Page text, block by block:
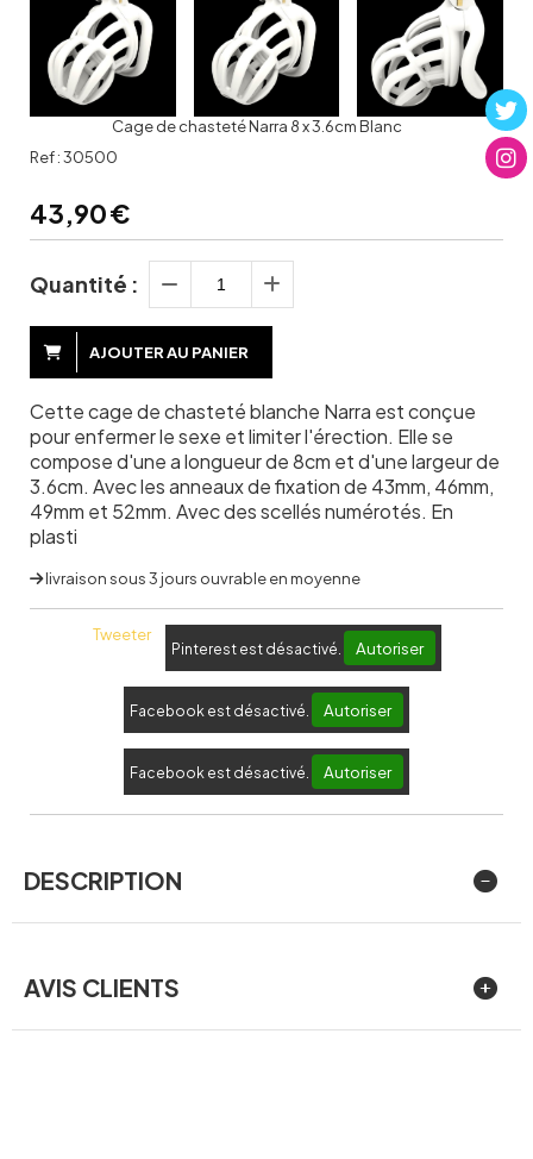
Cage de chasteté Narra 8 x 3.6cm Blanc
Ref :30500
43,90€
Quantité :
AJOUTER AU PANIER
Cette cage de chasteté blanche Narra est conçue
pour enfermer le sexe et limiter l'érection. Elle se
compose d'une a longueur de 8cm et d'une largeur de
3.6cm. Avec les anneaux de fixation de 43mm, 46mm,
49mm et 52mm. Avec des scellés numérotés. En
plasti
livraison sous 3 jours ouvrable en moyenne
Tweeter
Pinterest est désactivé. Autoriser
Facebook est désactivé. Autoriser
Facebook est désactivé. Autoriser
DESCRIPTION
AVIS CLIENTS